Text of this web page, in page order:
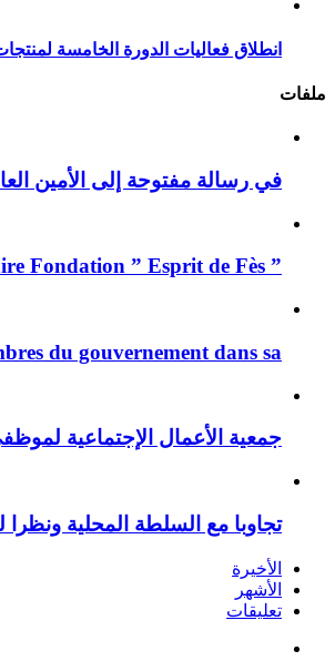
انطلاق فعاليات الدورة الخامسة
ملفات
في رسالة مفتوحة إلى الأمين
” Affaire Fondation ” Esprit de Fès ”...
du gouvernement dans sa ...
جمعية الأعمال الإجتماعية
تجاوبا مع السلطة المحلية ونظرا
الأخيرة
الأشهر
تعليقات